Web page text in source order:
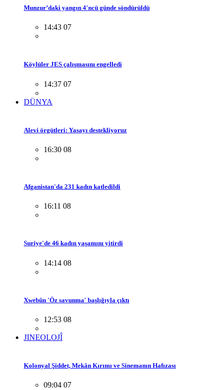
Munzur’daki yangın 4'ncü günde söndürüldü
14:43 07
Köylüler JES çalışmasını engelledi
14:37 07
DÜNYA
Alevi örgütleri: Yasayı destekliyoruz
16:30 08
Afganistan'da 231 kadın katledildi
16:11 08
Suriye'de 46 kadın yaşamını yitirdi
14:14 08
Xwebûn 'Öz savunma' başlığıyla çıktı
12:53 08
JINEOLOJÎ
Kolonyal Şiddet, Mekân Kırımı ve Sinemanın Hafızası
09:04 07